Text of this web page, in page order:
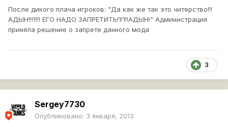
После дикого плача игроков: "Да как же так это читерство!!!
АДЫН!!!1!!! ЕГО НАДО ЗАПРЕТИТЬ!1!1!!АДЫН!" Администрация
приняла решение о запрете данного мода
3
Sergey7730
Опубликовано: 3 января, 2013